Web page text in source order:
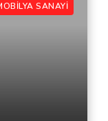
SANAYİ